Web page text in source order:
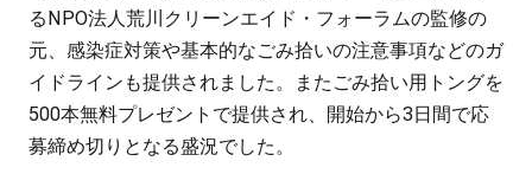
るNPO法人荒川クリーンエイド・フォーラムの監修の
元、感染症対策や基本的なごみ拾いの注意事項などのガ
イドラインも提供されました。またごみ拾い用トングを
500本無料プレゼントで提供され、開始から3日間で応
募締め切りとなる盛況でした。